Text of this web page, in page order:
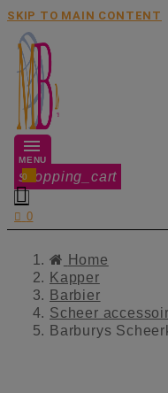
SKIP TO MAIN CONTENT
MENU
shopping_cart
0

 0
Home
Kapper
Barbier
Scheer
Barburys